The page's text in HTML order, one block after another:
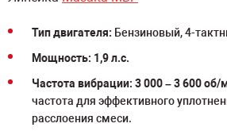
Тип двигателя: Бензиновый, 4-
Мощность: 1,9 л.с.
Частота вибрации: 3 000 – 3 600 об/
частота для эффективного
расслоения смеси.